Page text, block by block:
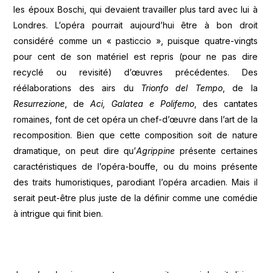
les époux Boschi, qui devaient travailler plus tard avec lui à
Londres. L’opéra pourrait aujourd’hui être à bon droit
considéré comme un « pasticcio », puisque quatre-vingts
pour cent de son matériel est repris (pour ne pas dire
recyclé ou revisité) d’œuvres précédentes. Des
réélaborations des airs du Trionfo del Tempo, de la
Resurrezione , deAci, Galatea e Polifemo, des cantates
romaines, font de cet opéra un chef-d’œuvre dans l’art de la
recomposition. Bien que cette composition soit de nature
dramatique, on peut dire qu’Agrippine présente certaines
caractéristiques de l’opéra-bouffe, ou du moins présente
des traits humoristiques, parodiant l’opéra arcadien. Mais il
serait peut-être plus juste de la définir comme une comédie
à intrigue qui finit bien.